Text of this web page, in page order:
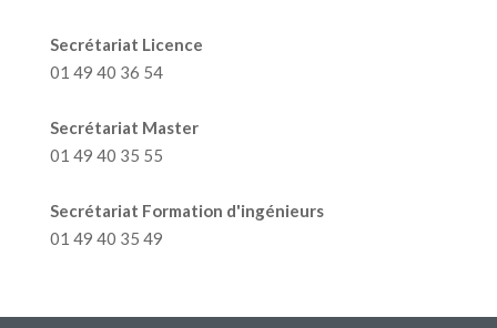
Secrétariat Licence
01 49 40 36 54
Secrétariat Master
01 49 40 35 55
Secrétariat Formation d'ingénieurs
01 49 40 35 49